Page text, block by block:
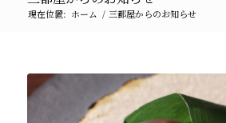
現在位置: ホーム / 三都屋からのお知らせ